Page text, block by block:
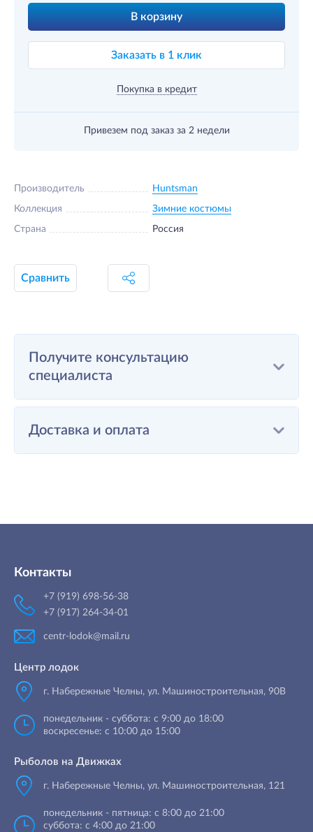
В корзину
Заказать в 1 клик
Покупка в кредит
Привезем под заказ за 2 недели
Производитель Huntsman
Коллекция Зимние костюмы
Страна Россия
Сравнить
Получите консультацию
специалиста
Доставка и оплата
Контакты
+7 (919) 698-56-38
+7 (917) 264-34-01
centr-lodok@mail.ru
Центр лодок
г. Набережные Челны, ул. Машиностроительная, 90B
понедельник - суббота: с 9:00 до 18:00
воскресенье: с 10:00 до 15:00
Рыболов на Движках
г. Набережные Челны, ул. Машиностроительная, 121
понедельник - пятница: с 8:00 до 21:00
суббота: с 4:00 до 21:00